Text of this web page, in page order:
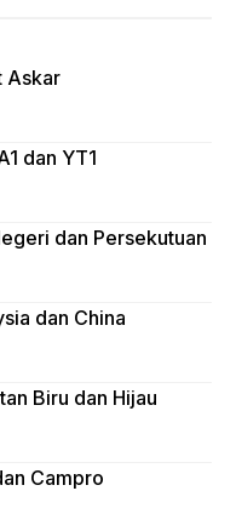
Askar
dan YT1
dan Persekutuan
dan China
Biru dan Hijau
Campro